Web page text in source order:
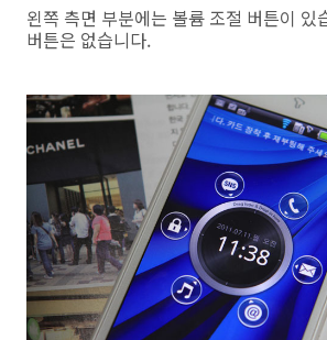
왼쪽 측면 부분에는 볼륨 조절 버튼이 있
버튼은 없습니다.